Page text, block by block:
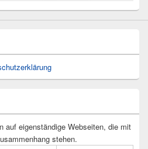
auf eigenständige Webseiten, die mit
stehen.